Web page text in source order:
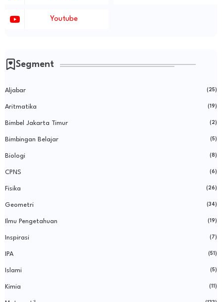
Youtube
Segment
Aljabar (25)
Aritmatika (19)
Bimbel Jakarta Timur (2)
Bimbingan Belajar (5)
Biologi (8)
CPNS (6)
Fisika (26)
Geometri (34)
Ilmu Pengetahuan (19)
Inspirasi (7)
IPA (51)
Islami (5)
Kimia (11)